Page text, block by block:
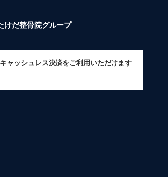
キャッシュレス決済をご利用いただけます